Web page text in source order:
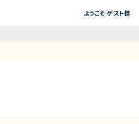
ようこそ ゲスト様